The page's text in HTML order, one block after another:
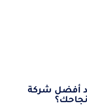
أفضل شركة